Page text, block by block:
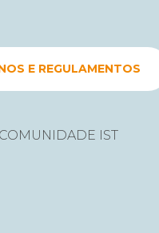
E REGULAMENTOS
IST